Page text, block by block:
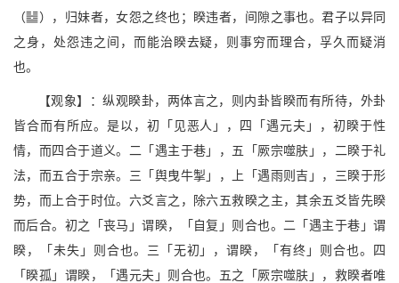
（I），归妹者，女怨之终也；睽违者，间隙之事也。君子以异同
之身，处怨违之间，而能治睽去疑，则事穷而理合，孚久而疑消
也。
【观象】：纵观睽卦，两体言之，则内卦皆睽而有所待，外卦
皆合而有所应。是以，初「见恶人」，四「遇元夫」，初睽于性
情，而四合于道义。二「遇主于巷」，五「厥宗噬肤」，二睽于礼
法，而五合于宗亲。三「舆曳牛掣」，上「遇雨则吉」，三睽于形
势，而上合于时位。六爻言之，除六五救睽之主，其余五爻皆先睽
而后合。初之「丧马」谓睽，「自复」则合也。二「遇主于巷」谓
睽，「未失」则合也。三「无初」，谓睽，「有终」则合也。四
「睽孤」谓睽，「遇元夫」则合也。五之「厥宗噬肤」，救睽者唯